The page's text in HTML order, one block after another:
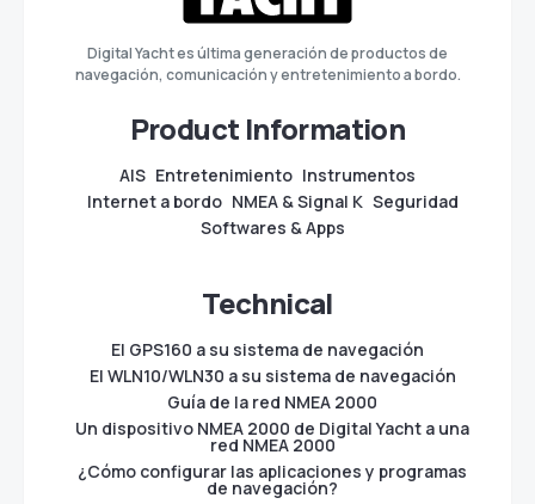
Digital Yacht es última generación de productos de
navegación, comunicación y entretenimiento a bordo.
Product Information
AIS Entretenimiento Instrumentos
Internet a bordo NMEA & Signal K Seguridad
Softwares & Apps
Technical
El GPS160 a su sistema de navegación
El WLN10/WLN30 a su sistema de navegación
Guía de la red NMEA 2000
Un dispositivo NMEA 2000 de Digital Yacht a una
red NMEA 2000
¿Cómo configurar las aplicaciones y programas
de navegación?